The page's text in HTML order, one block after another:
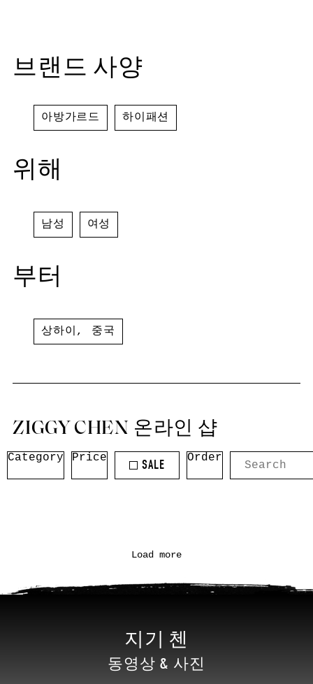
브랜드 사양
아방가르드 하이패션
위해
남성 여성
부터
상하이 , 중국
ZIGGY CHEN 온라인 샵
Category Price SALE Order
Load more
지기 첸
동영상 & 사진